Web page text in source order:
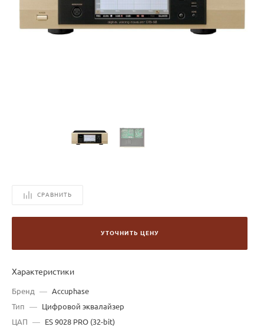
СРАВНИТЬ
УТОЧНИТЬ ЦЕНУ
Характеристики
Бренд —
Accuphase
Тип
—
Цифровой эквалайзер
ЦАП
—
ES 9028 PRO (32-bit)